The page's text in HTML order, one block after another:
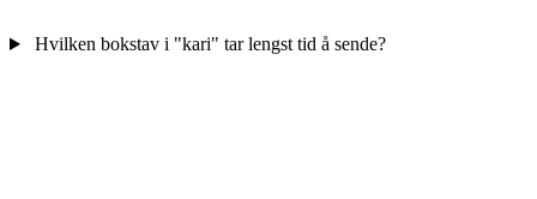
Hvilken bokstav i "kari" tar lengst tid å sende?